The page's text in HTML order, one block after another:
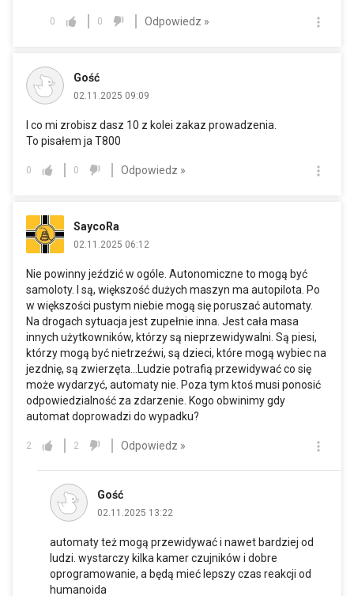
0 0 Odpowiedz »
Gość
02.11.2025 09:09
I co mi zrobisz dasz 10 z kolei zakaz prowadzenia.
To pisałem ja T800
0 0 Odpowiedz »
SaycoRa
02.11.2025 06:12
Nie powinny jeździć w ogóle. Autonomiczne to mogą być
samoloty. I są, większość dużych maszyn ma autopilota. Po
w większości pustym niebie mogą się poruszać automaty.
Na drogach sytuacja jest zupełnie inna. Jest cała masa
innych użytkowników, którzy są nieprzewidywalni. Są piesi,
którzy mogą być nietrzeźwi, są dzieci, które mogą wybiec na
jezdnię, są zwierzęta...Ludzie potrafią przewidywać co się
może wydarzyć, automaty nie. Poza tym ktoś musi ponosić
odpowiedzialność za zdarzenie. Kogo obwinimy gdy
automat doprowadzi do wypadku?
2 2 Odpowiedz »
Gość
02.11.2025 13:22
automaty też mogą przewidywać i nawet bardziej od
ludzi. wystarczy kilka kamer czujników i dobre
oprogramowanie, a będą mieć lepszy czas reakcji od
humanoida